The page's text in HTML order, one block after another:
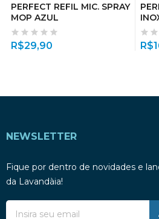
PERFECT REFIL MIC. SPRAY
MOP AZUL
R$29,90 R$
NEWSLETTER
Fique por dentro de novidades e
da Lavandàia!